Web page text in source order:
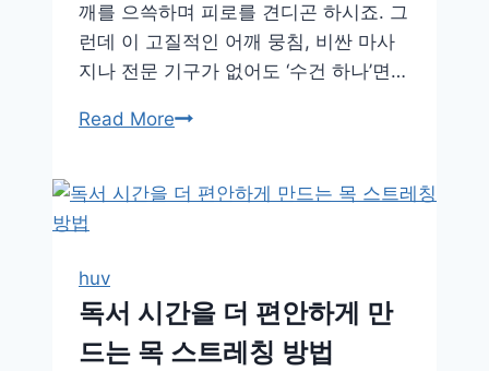
깨를 으쓱하며 피로를 견디곤 하시죠. 그
런데 이 고질적인 어깨 뭉침, 비싼 마사
지나 전문 기구가 없어도 ‘수건 하나’면…
Read More수
나
은
어
huv
독서 시간을 더 편안하게 만
드는 목 스트레칭 방법